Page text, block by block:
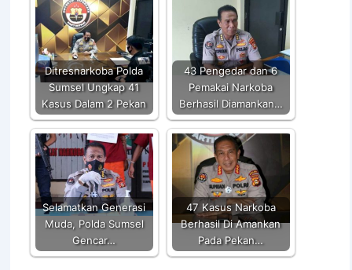
p
p
o
o
k
n
k
Ditresnarkoba Polda
Sumsel Ungkap 41
Kasus Dalam 2 Pekan
43 Pengedar dan 6
Pemakai Narkoba
Berhasil Diamankan…
Selamatkan Generasi
Muda, Polda Sumsel
Gencar…
47 Kasus Narkoba
Berhasil Di Amankan
Pada Pekan…